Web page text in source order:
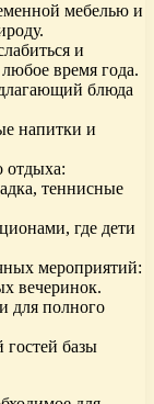
мебелью и
и
время года.
блюда
напитки и
отдыха:
теннисные
где дети
мероприятий:
вечеринок.
для полного
гостей базы